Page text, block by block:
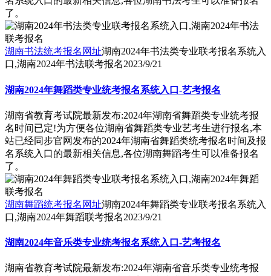
了。
湖南书法统考报名网址湖南2024年书法类专业联考报名系统入
口,湖南2024年书法联考报名2023/9/21
湖南2024年舞蹈类专业统考报名系统入口-艺考报名
湖南省教育考试院最新发布:2024年湖南省舞蹈类专业统考报
名时间已定!为方便各位湖南省舞蹈类专业艺考生进行报名,本
站已经同步官网发布的2024年湖南省舞蹈类统考报名时间及报
名系统入口的最新相关信息,各位湖南舞蹈考生可以准备报名
了。
湖南舞蹈统考报名网址湖南2024年舞蹈类专业联考报名系统入
口,湖南2024年舞蹈联考报名2023/9/21
湖南2024年音乐类专业统考报名系统入口-艺考报名
湖南省教育考试院最新发布:2024年湖南省音乐类专业统考报